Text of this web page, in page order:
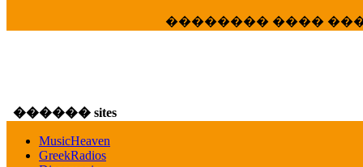
veronica :E���� 2012 ��� ����� ���
16:39
�������� ����
������ sites
MusicHeaven
GreekRadios